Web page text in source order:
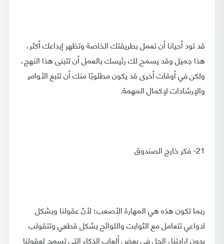
قد تود أحيانا أن تعمل بطريقتك الخاصة وتظهر إبداعك أكثر،
هذا جميل وقد يسمح لك رئيسك بالعمل أن تتبنى هذا النهج،
ولكن في أوقات أخرى قد يكون مطلوبًا منك أن تتبع الأوامر
والإرشادات لإكمال المهمة.
21- فكر خارج الصندوق
ربما تكون هذه هي المهارة الأصعب؛ لأنّ عقولنا وبشكل
لاواعي تتعامل مع الثوابت واللوائح بشكل قطعي وتتقولب
بدون إرادتنا، الحل في بعض ألعاب الذكاء التي تسمح لعقولنا